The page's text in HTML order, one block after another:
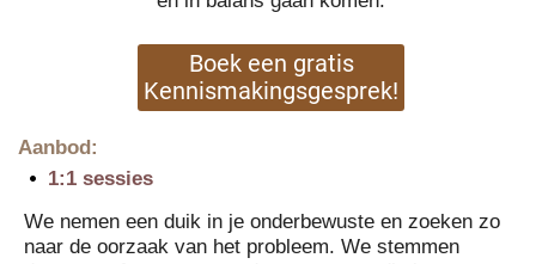
Boek een gratis
Kennismakingsgesprek!
Aanbod:
1:1 sessies
We nemen een duik in je onderbewuste en zoeken zo
naar de oorzaak van het probleem. We stemmen